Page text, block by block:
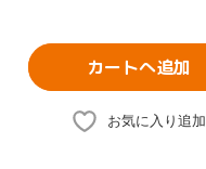
カートへ追加
お気に入り追加